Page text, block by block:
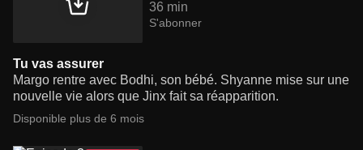
36 min
S'abonner
Tu vas assurer
Margo rentre avec Bodhi, son bébé. Shyanne mise sur une
nouvelle vie alors que Jinx fait sa réapparition.
Disponible plus de 6 mois